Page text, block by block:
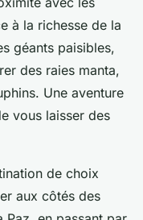
à la richesse de la
géants paisibles,
des raies manta,
Une aventure
vous laisser des
de choix
aux côtés des